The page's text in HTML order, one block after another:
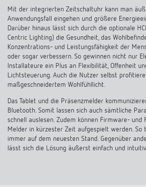
DALI
Präsenzmelder &
LED-Leuchten
Zeit- und Lichtsteuerung
Klimaregelung
Zubehör
Ansprechpartner OEM
OEM-Referenzen
Zeit- und Lichtsteuerung
DALI-2 Lichtsteuerung
KNX-Systeme
KNX Smart Home System
Präsenzmelder und
LED Beleuchtung
Service
Downloads
Kataloge und Prospekte
Seminare und Online-
Fachpresse
Unternehmen
Theben AG
News
Messe
Kooperationen
Karriere
Karriere bei Theben
Kontakt
Technischer Support
Produktfinder
Mit der integrierten Zeitschaltuhr kann man
Anwendungsfall eingehen und größere
Darüber hinaus lässt sich durch die optionale
Centric Lighting) die Gesundheit, das
Konzentrations- und Leistungsfähigkeit der
oder sogar verbessern. So gewinnen nicht nur
Installateure ein Plus an Flexibilität, Offenheit
Lichtsteuerung. Auch die Nutzer selbst
maßgeschneidertem Wohlfühllicht.
Das Tablet und die Präsenzmelder
Bluetooth. Somit lassen sich auch sämtliche
schnell auslesen. Zudem können Firmware- und
Melder in kürzester Zeit aufgespielt werden. So
immer auf dem neuesten Stand. Gegenüber
lässt sich die Lösung äußerst einfach und